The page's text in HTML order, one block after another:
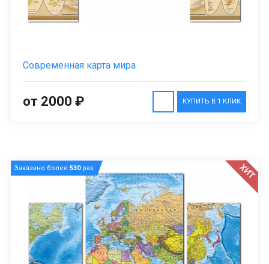
Современная карта мира
КУПИТЬ В 1 КЛИК
от 2000 ₽
Заказано более 530раз ХИТ